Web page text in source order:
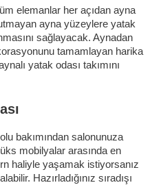
elemanlar her açıdan ayna
ayna yüzeylere yatak
sağlayacak. Aynadan
tamamlayan harika
yatak odası takımını
bakımından salonunuza
mobilyalar arasında en
haliyle yaşamak istiyorsanız
Hazırladığınız sıradışı